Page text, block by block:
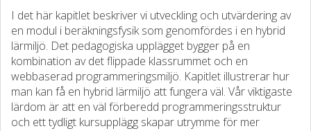
I det här kapitlet beskriver vi utveckling och utvärdering av
en modul i beräkningsfysik som genomfördes i en hybrid
lärmiljö. Det pedagogiska upplägget bygger på en
kombination av det flippade klassrummet och en
webbaserad programmeringsmiljö. Kapitlet illustrerar hur
man kan få en hybrid lärmiljö att fungera väl. Vår viktigaste
lärdom är att en väl förberedd programmeringsstruktur
och ett tydligt kursupplägg skapar utrymme för mer